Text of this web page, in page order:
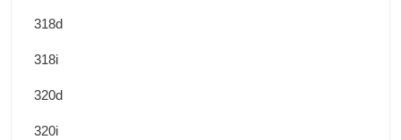
318d
318i
320d
320i